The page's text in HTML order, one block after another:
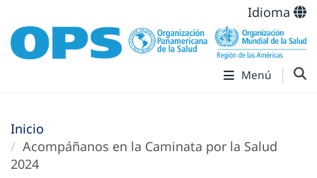
Idioma
Menú
Inicio
Acompáñanos en la Caminata por la Salud
2024